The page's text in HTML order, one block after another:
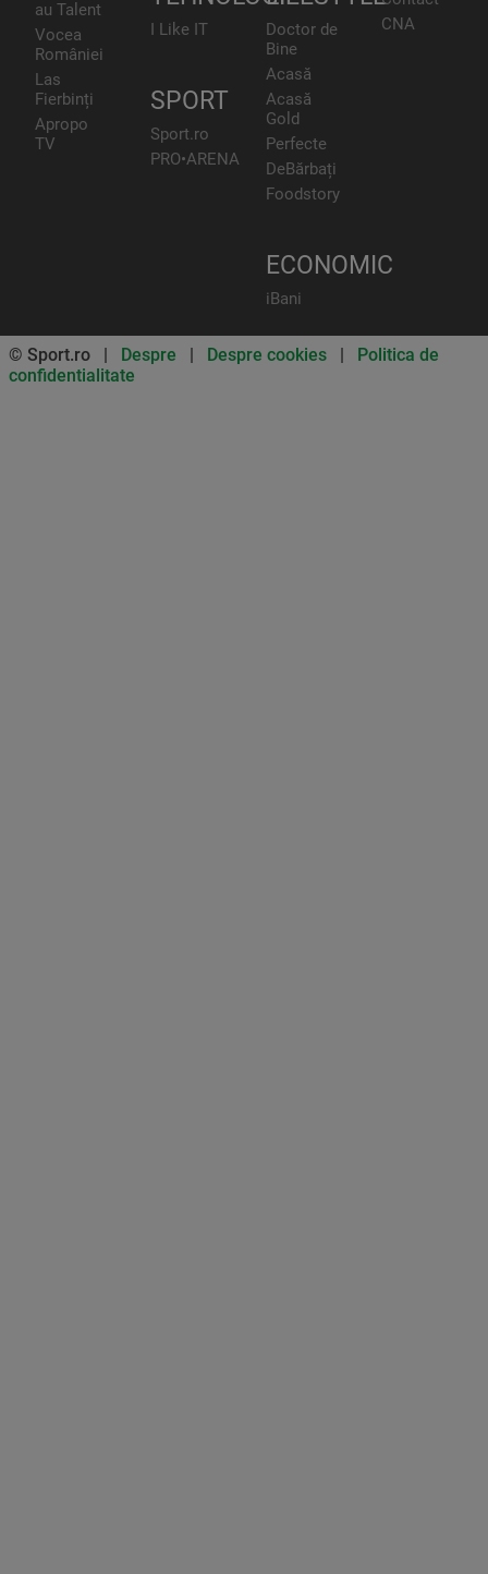
au Talent
Vocea
României
Las
Fierbinți
Apropo
TV
I Like IT
SPORT
Sport.ro
PRO•ARENA
Doctor de
Bine
Acasă
Acasă
Gold
Perfecte
DeBărbați
Foodstory
ECONOMIC
iBani
CNA
© Sport.ro | Despre | Despre cookies | Politica de
confidentialitate